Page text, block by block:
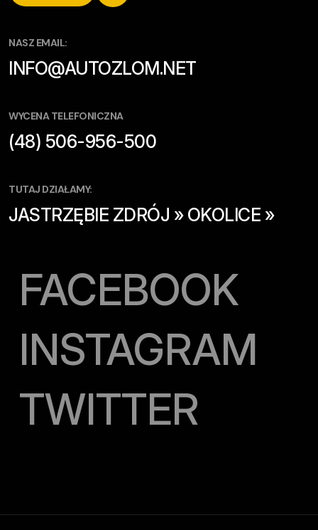
NASZ EMAIL:
INFO@AUTOZLOM.NET
WYCENA TELEFONICZNA
(48) 506-956-500
TUTAJ DZIAŁAMY:
JASTRZĘBIE ZDRÓJ » OKOLICE »
FACEBOOK
INSTAGRAM
TWITTER